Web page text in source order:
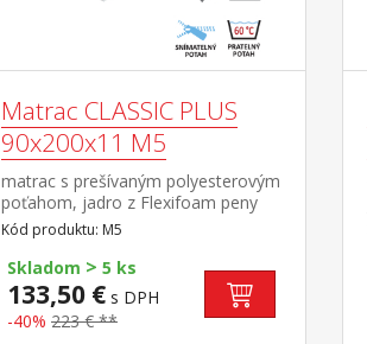
Matrac CLASSIC PLUS
90x200x11 M5
matrac s prešívaným polyesterovým
poťahom, jadro z Flexifoam peny
vhodný pre všetky typy roštov
poťah snímateľný a prateľný do 40
°C odporúčaná nosnosť do 110 kg
Kód produktu: M5
Skladom > 5 ks
133,50 € s DPH
-40% 223 € **